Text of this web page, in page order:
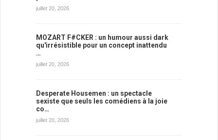
juillet 20, 2026
MOZART F#CKER : un humour aussi dark
qu'irrésistible pour un concept inattendu
…
juillet 20, 2026
Desperate Housemen : un spectacle
sexiste que seuls les comédiens à la joie
co…
juillet 20, 2026